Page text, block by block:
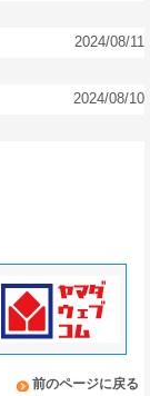
2024/08/11
2024/08/10
前のページに戻る